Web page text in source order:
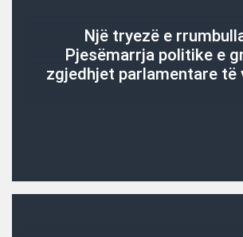
Një tryezë e
Pjesëmarrja politike e
zgjedhjet parlamentare